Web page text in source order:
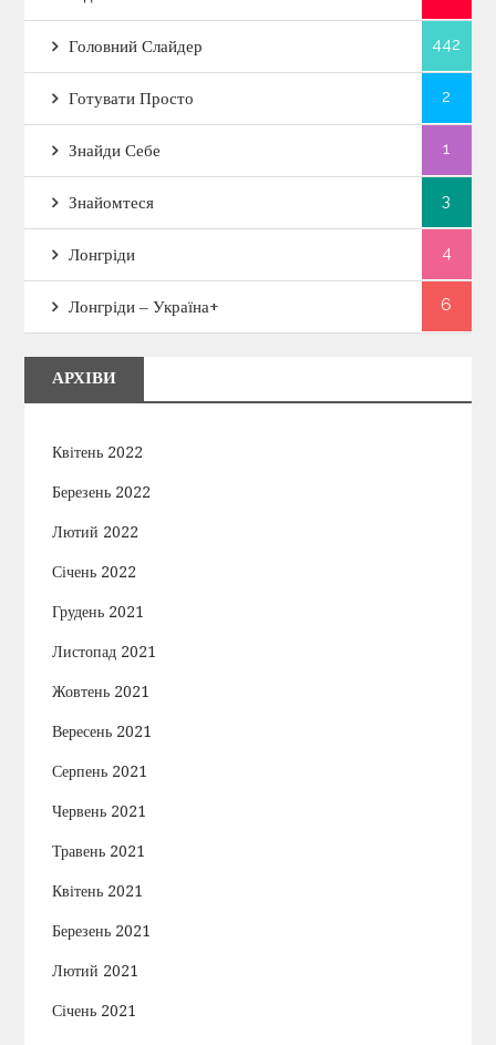
Головний Слайдер 442
Готувати Просто 2
Знайди Себе 1
Знайомтеся 3
Лонгріди 4
Лонгріди – Україна+ 6
АРХІВИ
Квітень 2022
Березень 2022
Лютий 2022
Січень 2022
Грудень 2021
Листопад 2021
Жовтень 2021
Вересень 2021
Серпень 2021
Червень 2021
Травень 2021
Квітень 2021
Березень 2021
Лютий 2021
Січень 2021